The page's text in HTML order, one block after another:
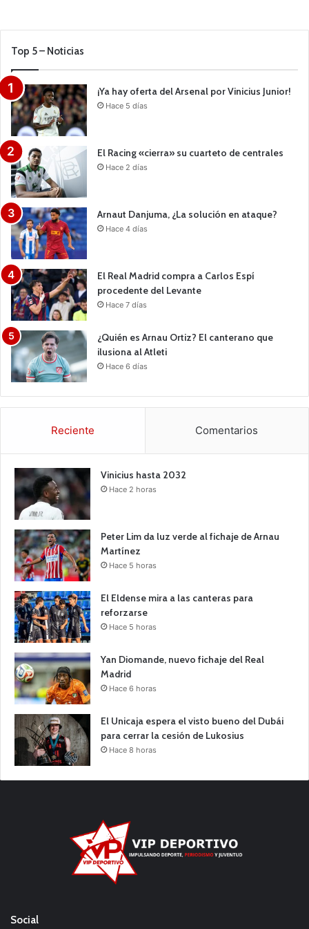
Top 5 – Noticias
¡Ya hay oferta del Arsenal por Vinicius Junior!
Hace 5 días
El Racing «cierra» su cuarteto de centrales
Hace 2 días
Arnaut Danjuma, ¿La solución en ataque?
Hace 4 días
El Real Madrid compra a Carlos Espí
procedente del Levante
Hace 7 días
¿Quién es Arnau Ortiz? El canterano que
ilusiona al Atleti
Hace 6 días
Reciente Comentarios
Vinicius hasta 2032
Hace 2 horas
Peter Lim da luz verde al fichaje de Arnau
Martínez
Hace 5 horas
El Eldense mira a las canteras para
reforzarse
Hace 5 horas
Yan Diomande, nuevo fichaje del Real
Madrid
Hace 6 horas
El Unicaja espera el visto bueno del Dubái
para cerrar la cesión de Lukosius
Hace 8 horas
Social